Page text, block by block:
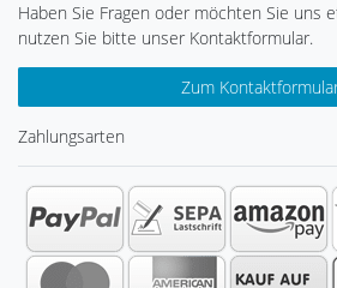
Haben Sie Fragen oder möchten Sie uns
nutzen Sie bitte unser Kontaktformular.
Zum
Zahlungsarten